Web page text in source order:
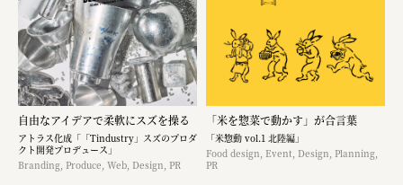
自由なアイデアで柔軟にスズを操る
アトラス化成「「Tindustry」スズのプロダ
クト開発プロデュース」
Branding, Produce, Web, Design, PR
「米を惣菜で動かす」が合言葉
「米惣動 vol.1 北陸編」
Food design, Event, Design, Planning,
PR